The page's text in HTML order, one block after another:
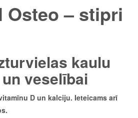
Osteo – stipri
kaulu
veselībai
D un kalciju. Ieteicams arī